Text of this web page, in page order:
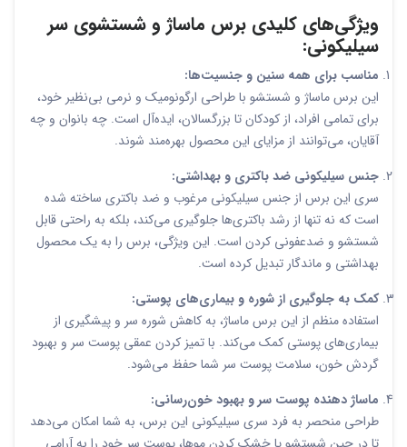
ویژگی‌های کلیدی برس ماساژ و شستشوی سر
سیلیکونی:
مناسب برای همه سنین و جنسیت‌ها:
این برس ماساژ و شستشو با طراحی ارگونومیک و نرمی بی‌نظیر خود،
برای تمامی افراد، از کودکان تا بزرگسالان، ایده‌آل است. چه بانوان و چه
آقایان، می‌توانند از مزایای این محصول بهره‌مند شوند.
جنس سیلیکونی ضد باکتری و بهداشتی:
سری این برس از جنس سیلیکونی مرغوب و ضد باکتری ساخته شده
است که نه تنها از رشد باکتری‌ها جلوگیری می‌کند، بلکه به راحتی قابل
شستشو و ضدعفونی کردن است. این ویژگی، برس را به یک محصول
بهداشتی و ماندگار تبدیل کرده است.
کمک به جلوگیری از شوره و بیماری‌های پوستی:
استفاده منظم از این برس ماساژ، به کاهش شوره سر و پیشگیری از
بیماری‌های پوستی کمک می‌کند. با تمیز کردن عمقی پوست سر و بهبود
گردش خون، سلامت پوست سر شما حفظ می‌شود.
ماساژ دهنده پوست سر و بهبود خون‌رسانی:
طراحی منحصر به فرد سری سیلیکونی این برس، به شما امکان می‌دهد
تا در حین شستشو یا خشک کردن موها، پوست سر خود را به آرامی